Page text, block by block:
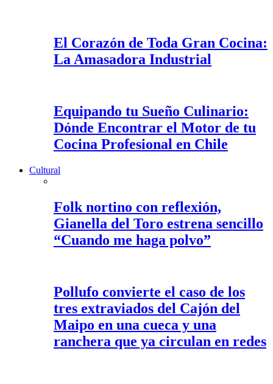
El Corazón de Toda Gran Cocina:
La Amasadora Industrial
Equipando tu Sueño Culinario:
Dónde Encontrar el Motor de tu
Cocina Profesional en Chile
Cultural
Folk nortino con reflexión,
Gianella del Toro estrena sencillo
“Cuando me haga polvo”
Pollufo convierte el caso de los
tres extraviados del Cajón del
Maipo en una cueca y una
ranchera que ya circulan en redes